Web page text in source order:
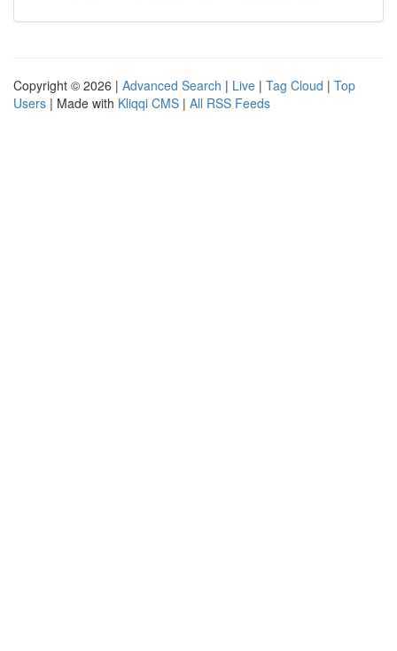
Copyright © 2026 | Advanced Search | Live | Tag Cloud | Top
Users | Made with Kliqqi CMS | All RSS Feeds